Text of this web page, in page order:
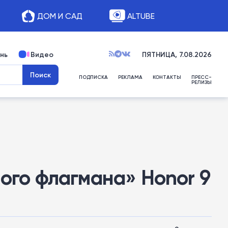
ДОМ И САД ALTUBE
Видео ПЯТНИЦА, 7.08.2026
ПОДПИСКА РЕКЛАМА КОНТАКТЫ ПРЕСС-
РЕЛИЗЫ
флагмана» Honor 9